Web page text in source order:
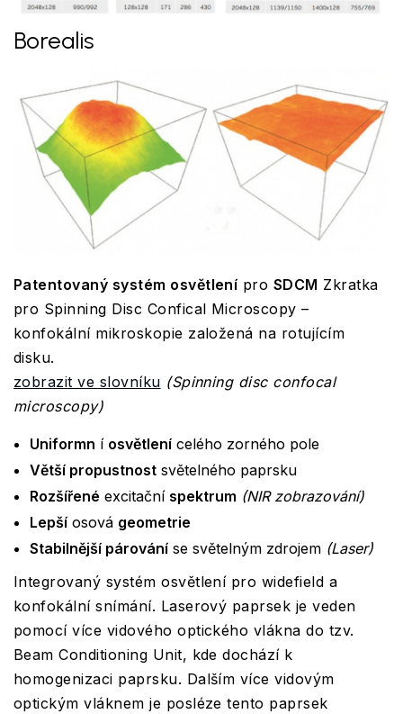
Borealis
Patentovaný systém osvětlení pro SDCM Zkratka
pro Spinning Disc Confical Microscopy –
konfokální mikroskopie založená na rotujícím
disku.
zobrazit ve slovníku (Spinning disc confocal
microscopy)
Uniformn í osvětlení celého zorného pole
Větší propustnost světelného paprsku
Rozšířené excitační spektrum (NIR zobrazování)
Lepší osová geometrie
Stabilnější párování se světelným zdrojem (Laser)
Integrovaný systém osvětlení pro widefield a
konfokální snímání. Laserový paprsek je veden
pomocí více vidového optického vlákna do tzv.
Beam Conditioning Unit, kde dochází k
homogenizaci paprsku. Dalším více vidovým
optickým vláknem je posléze tento paprsek